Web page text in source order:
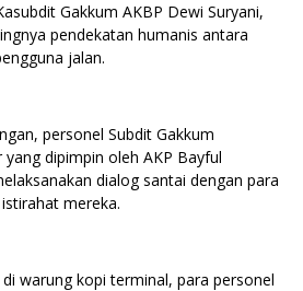
Gakkum AKBP Dewi Suryani,
pendekatan humanis antara
jalan.
personel Subdit Gakkum
dipimpin oleh AKP Bayful
dialog santai dengan para
mereka.
warung kopi terminal, para personel